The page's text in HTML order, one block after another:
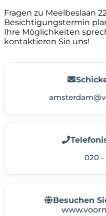
Fragen zu Meelbeslaan
Besichtigungstermin
Ihre Möglichkeiten
kontaktieren Sie uns!
020 -
Besuchen